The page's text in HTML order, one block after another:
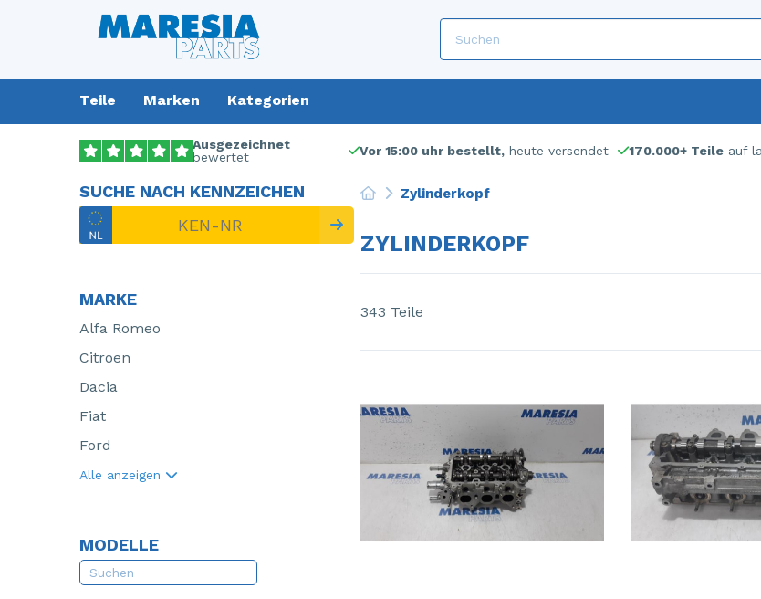
Teile Marken Kategorien
Ausgezeichnet
bewertet
Vor 15:00 uhr bestellt, heute versendet 170.000+ Teile auf
SUCHE NACH KENNZEICHEN
MARKE
Alfa Romeo
Citroen
Dacia
Fiat
Ford
Alle anzeigen
MODELLE
Zylinderkopf
ZYLINDERKOPF
343 Teile